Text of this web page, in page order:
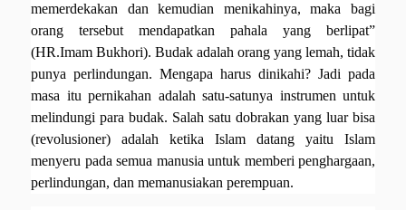
memerdekakan dan kemudian menikahinya, maka bagi
orang tersebut mendapatkan pahala yang berlipat”
(HR.Imam Bukhori). Budak adalah orang yang lemah, tidak
punya perlindungan. Mengapa harus dinikahi? Jadi pada
masa itu pernikahan adalah satu-satunya instrumen untuk
melindungi para budak. Salah satu dobrakan yang luar bisa
(revolusioner) adalah ketika Islam datang yaitu Islam
menyeru pada semua manusia untuk memberi penghargaan,
perlindungan, dan memanusiakan perempuan.